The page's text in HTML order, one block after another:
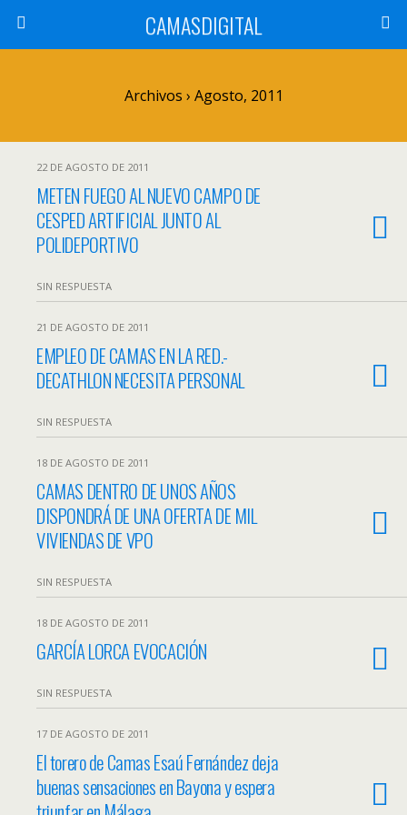
CAMASDIGITAL
Archivos › Agosto, 2011
22 DE AGOSTO DE 2011
METEN FUEGO AL NUEVO CAMPO DE
CESPED ARTIFICIAL JUNTO AL
POLIDEPORTIVO
SIN RESPUESTA
21 DE AGOSTO DE 2011
EMPLEO DE CAMAS EN LA RED.-
DECATHLON NECESITA PERSONAL
SIN RESPUESTA
18 DE AGOSTO DE 2011
CAMAS DENTRO DE UNOS AÑOS
DISPONDRÁ DE UNA OFERTA DE MIL
VIVIENDAS DE VPO
SIN RESPUESTA
18 DE AGOSTO DE 2011
GARCÍA LORCA EVOCACIÓN
SIN RESPUESTA
17 DE AGOSTO DE 2011
El torero de Camas Esaú Fernández deja
buenas sensaciones en Bayona y espera